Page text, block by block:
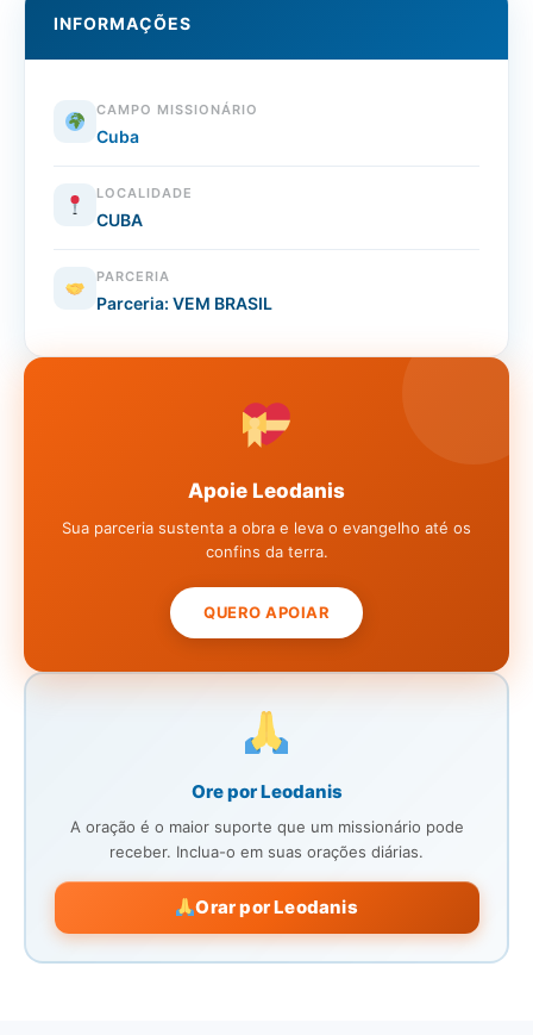
INFORMAÇÕES
CAMPO MISSIONÁRIO
Cuba
LOCALIDADE
CUBA
PARCERIA
Parceria: VEM BRASIL
Apoie Leodanis
Sua parceria sustenta a obra e leva o evangelho até os
confins da terra.
QUERO APOIAR
Ore por Leodanis
A oração é o maior suporte que um missionário pode
receber. Inclua-o em suas orações diárias.
Orar por Leodanis